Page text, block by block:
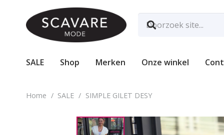
SALE Shop Merken Onze winkel
Home / SALE / SIMPLE GILET DESY